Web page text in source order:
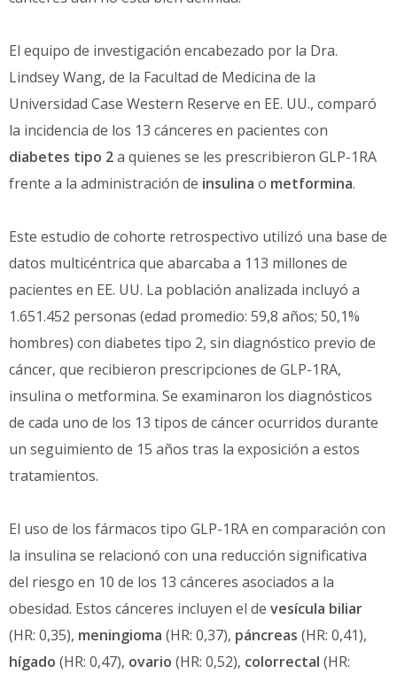
El equipo de investigación encabezado por la Dra.
Lindsey Wang, de la Facultad de Medicina de la
Universidad Case Western Reserve en EE. UU., comparó
la incidencia de los 13 cánceres en pacientes con
diabetes tipo 2a quienes se les prescribieron GLP-1RA
frente a la administración de insulina o metformina.
Este estudio de cohorte retrospectivo utilizó una base de
datos multicéntrica que abarcaba a 113 millones de
pacientes en EE. UU. La población analizada incluyó a
1.651.452 personas (edad promedio: 59,8 años; 50,1%
hombres) con diabetes tipo 2, sin diagnóstico previo de
cáncer, que recibieron prescripciones de GLP-1RA,
insulina o metformina. Se examinaron los diagnósticos
de cada uno de los 13 tipos de cáncer ocurridos durante
un seguimiento de 15 años tras la exposición a estos
tratamientos.
El uso de los fármacos tipo GLP-1RA en comparación con
la insulina se relacionó con una reducción significativa
del riesgo en 10 de los 13 cánceres asociados a la
obesidad. Estos cánceres incluyen el de vesícula biliar
(HR: 0,35), meningioma (HR: 0,37), páncreas (HR: 0,41),
hígado (HR: 0,47), ovario (HR: 0,52), colorrectal (HR: